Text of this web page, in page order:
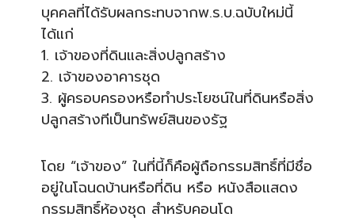
บุคคลที่ได้รับผลกระทบจากพ.ร.บ.ฉบับใหม่นี้
ได้แก่
1. เจ้าของที่ดินและสิ่งปลูกสร้าง
2. เจ้าของอาคารชุด
3. ผู้ครอบครองหรือทำประโยชน์ในที่ดินหรือสิ่ง
ปลูกสร้างที่เป็นทรัพย์สินของรัฐ
โดย “เจ้าของ” ในที่นี้ก็คือผู้ถือกรรมสิทธิ์ที่มีชื่อ
อยู่ในโฉนดบ้านหรือที่ดิน หรือ หนังสือแสดง
กรรมสิทธิ์ห้องชุด สำหรับคอนโด